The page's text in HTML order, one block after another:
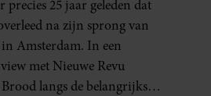
precies 25 jaar geleden dat
na zijn sprong van
Amsterdam. In een
met Nieuwe Revu
langs de belangrijkste